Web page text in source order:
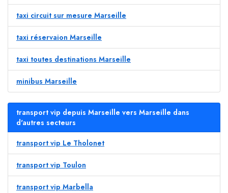
taxi circuit sur mesure Marseille
taxi réservaion Marseille
taxi toutes destinations Marseille
minibus Marseille
transport vip depuis Marseille vers Marseille dans
d'autres secteurs
transport vip Le Tholonet
transport vip Toulon
transport vip Marbella